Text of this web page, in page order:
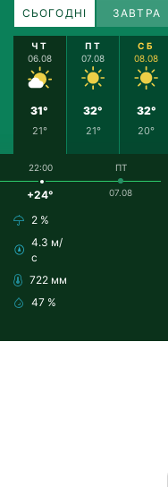
СЬОГОДНІ ЗАВТРА
ЧТ
06.08
31°
21°
ПТ
07.08
32°
21°
СБ
08.08
32°
20°
22:00
+24°
2 %
4.3 м/
с
722 мм
47 %
ПТ
07.08